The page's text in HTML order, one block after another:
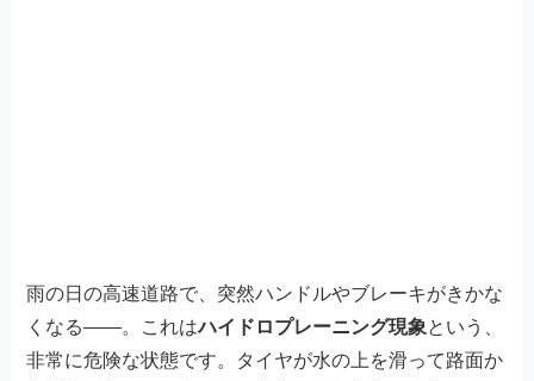
雨の日の高速道路で、突然ハンドルやブレーキがきかな
くなる——。これはハイドロプレーニング現象という、
非常に危険な状態です。タイヤが水の上を滑って路面か